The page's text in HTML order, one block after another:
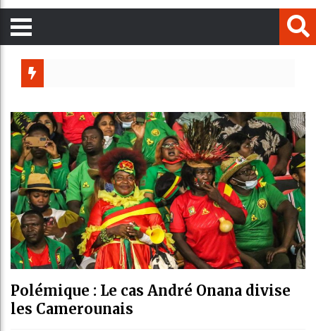
Bénin
Polémique : Le cas André Onana divise
les Camerounais